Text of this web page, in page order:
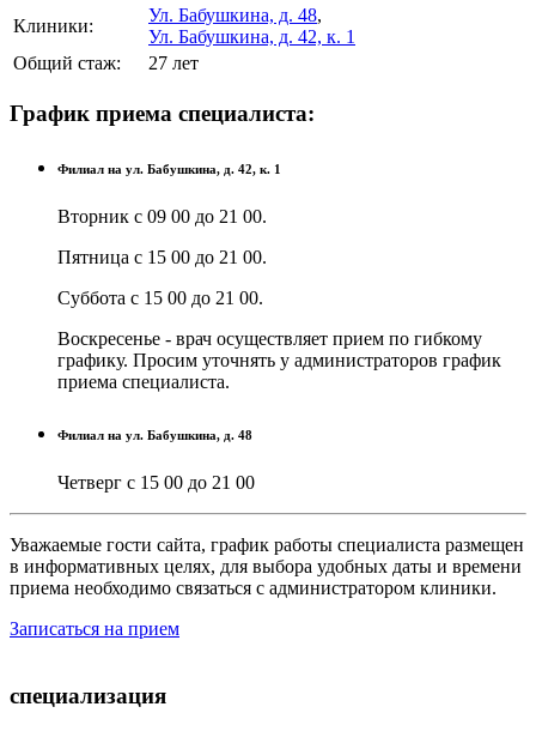
Клиники:
Ул. Бабушкина, д. 48,
Ул. Бабушкина, д. 42, к. 1
Общий стаж:
27 лет
График приема специалиста:
Филиал на ул. Бабушкина, д. 42, к. 1
Вторник с 09 00 до 21 00.
Пятница с 15 00 до 21 00.
Суббота с 15 00 до 21 00.
Воскресенье - врач осуществляет прием по гибкому
графику. Просим уточнять у администраторов график
приема специалиста.
Филиал на ул. Бабушкина, д. 48
Четверг с 15 00 до 21 00
Уважаемые гости сайта, график работы специалиста размещен
в информативных целях, для выбора удобных даты и времени
приема необходимо связаться с администратором клиники.
Записаться на прием
специализация